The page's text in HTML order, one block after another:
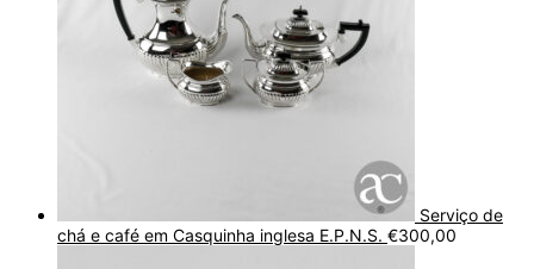
Serviço de
chá e café em Casquinha inglesa E.P.N.S. €300,00